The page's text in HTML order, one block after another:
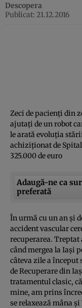
Descopera
Publicat: 21.12.2016
Zeci de pacienţi din
ajutaţi de un robot
le arată evoluţia
achiziţionat de
325.000 de euro
Adaugă-ne ca
preferată
În urmă cu un an şi
accident vascular
recuperarea.
când mergea la Iaşi
câteva zile a început
de Recuperare din
tratamentul clasic,
mine, am prins
se relaxează mâna